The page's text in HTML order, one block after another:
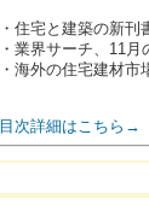
・住宅と建築の新刊
・業界サーチ、11
・海外の住宅建材市
目次詳細はこちら→